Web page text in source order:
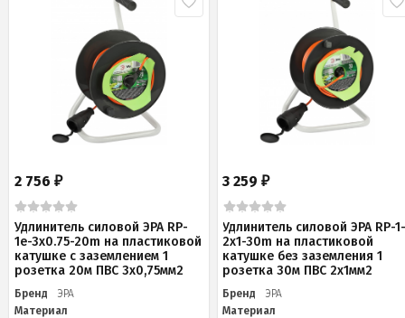
2 756 ₽
Удлинитель силовой ЭРА RP-
1e-3х0.75-20m на пластиковой
катушке c заземлением 1
розетка 20м ПВС 3х0,75мм2
Бренд
ЭРА
Материал
3 259₽
Удлинитель силовой ЭРА RP-
2x1-30m на пластиковой
катушке без заземления 1
розетка 30м ПВС 2x1мм2
Бренд
ЭРА
Материал